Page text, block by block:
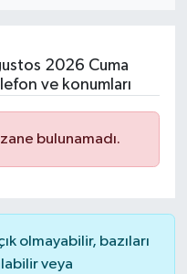
2026 Cuma
ve konumları
bulunamadı.
olmayabilir, bazıları
veya